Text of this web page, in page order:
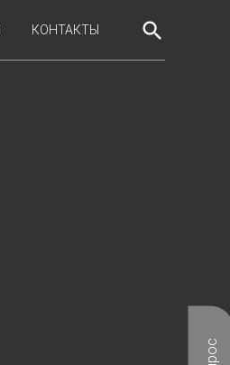
search
КОНТАКТЫ